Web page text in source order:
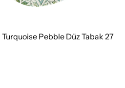
Pebble Düz Tabak 27